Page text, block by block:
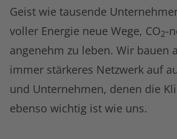
Geist wie tausende
voller Energie neue Wege, CO2-
angenehm zu leben. Wir bauen
immer stärkeres Netzwerk auf
und Unternehmen, denen die
ebenso wichtig ist wie uns.